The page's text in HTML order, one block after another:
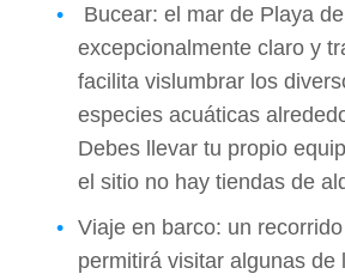
Bucear: el mar de Playa
excepcionalmente claro y
facilita vislumbrar los
especies acuáticas
Debes llevar tu propio
el sitio no hay tiendas de
Viaje en barco: un
permitirá visitar algunas de